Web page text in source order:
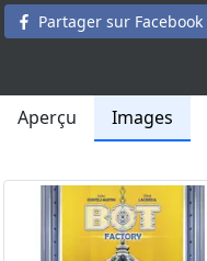
Partager sur Facebook
Aperçu Images